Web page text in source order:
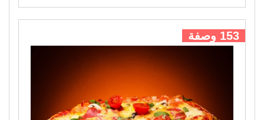
153 وصفة